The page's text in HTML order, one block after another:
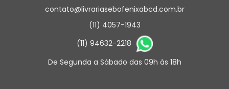
contato@livrariasebofenixabcd.com.br
(11) 4057-1943
(11) 94632-2218
De Segunda a Sábado das 09h às 18h